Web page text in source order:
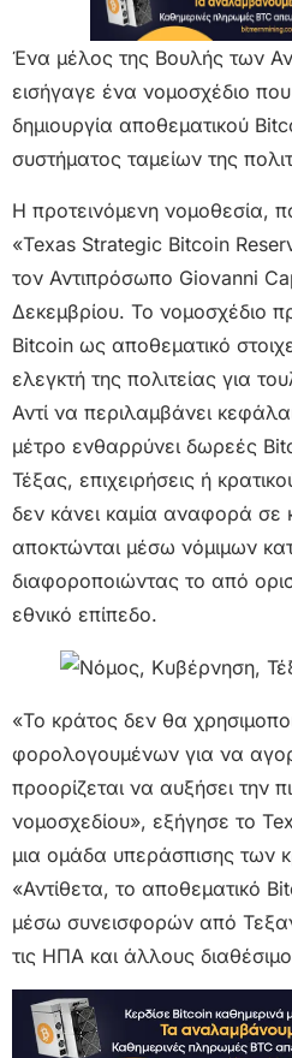
Ένα μέλος της Βουλής των
εισήγαγε ένα νομοσχέδιο
δημιουργία αποθεματικού
συστήματος ταμείων της
Η προτεινόμενη νομοθεσία,
«Texas Strategic Bitcoin
τον Αντιπρόσωπο Giovanni
Δεκεμβρίου. Το νομοσχέδιο
Bitcoin ως αποθεματικό
ελεγκτή της πολιτείας για
Αντί να περιλαμβάνει
μέτρο ενθαρρύνει δωρεές
Τέξας, επιχειρήσεις ή
δεν κάνει καμία αναφορά σε
αποκτώνται μέσω νόμιμων
διαφοροποιώντας το από
εθνικό επίπεδο.
«Το κράτος δεν θα
φορολογουμένων για να
προορίζεται να αυξήσει την
νομοσχεδίου», εξήγησε το
μια ομάδα υπεράσπισης των
«Αντίθετα, το αποθεματικό
μέσω συνεισφορών από
τις ΗΠΑ και άλλους